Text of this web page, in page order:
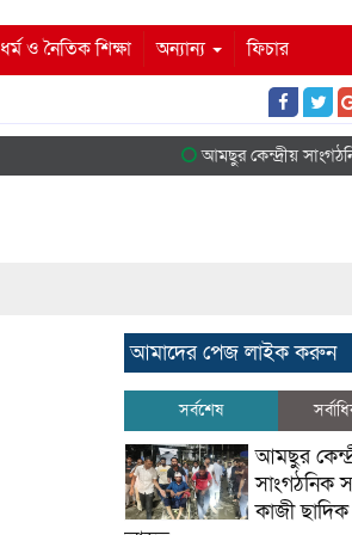
ধর্ম ও নৈতিক শিক্ষা অন্যান্য ফিচার
আমছুর কেন্দ্রীয়
আমাদের পেজ লাইক করুন
সর্বশেষ
আমছুর
সাংগঠনিক
কাজী